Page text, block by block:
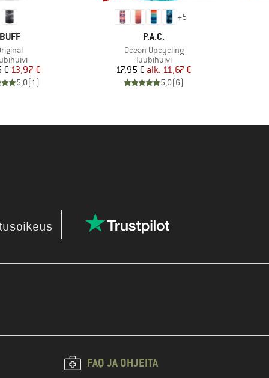
MERKKI
BUFF
Hinta
€Alennettu hinta
13,97 €
5,0(1)
+5
MERKKI
P.A.C.
Tuote
Ocean Upcycling
Tuoteryhmä
Tuubihuivi
Hinta
17,95 € Alennettu hinta
alk. 11,67 €
5,0(6)
FAQ JA OHJEITA